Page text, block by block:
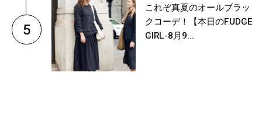
5
これぞ真夏のオールブラッ
クコーデ！【本日のFUDGE
GIRL-8月9...